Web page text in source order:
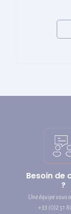
Besoin de
?
Une équipe vous
+33 (0)2 51